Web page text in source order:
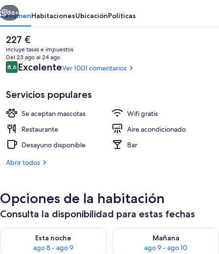
Exterior
Siguiente
56+
ResumenHabitacionesUbicaciónPolíticas
El
precio
actual
es
de
227 €
incluye tasas e impuestos
Del 23 ago al 24 ago
Comentarios
8,68,6 de 10
ExcelenteVer 1001 comentarios
Servicios populares
Se aceptan mascotas
Wifi gratis
Restaurante
Aire acondicionado
Desayuno disponible
Bar
Abrir todos
Opciones de la habitación
Consulta la disponibilidad para estas fechas
Esta noche
ago 8 - ago 9
Consulta la disponibilidad para esta noche, ago 8 - ago 9
Mañana
ago 9 - ago 10
Consulta la disponibilidad